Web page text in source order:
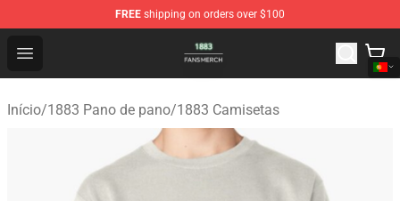
FREE shipping on orders over $100
Open menu
1883 Shop - Official 1883 Merchandise Store
Início/1883 Pano de pano/1883 Camisetas